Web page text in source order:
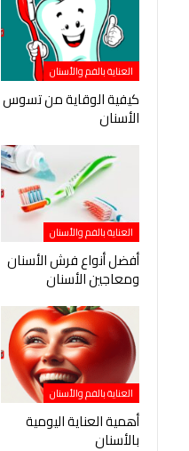
العناية بالفم والأسنان
كيفية الوقاية من تسوس
الأسنان
العناية بالفم والأسنان
أفضل أنواع فرش الأسنان
ومعاجين الأسنان
العناية بالفم والأسنان
أهمية العناية اليومية
بالأسنان